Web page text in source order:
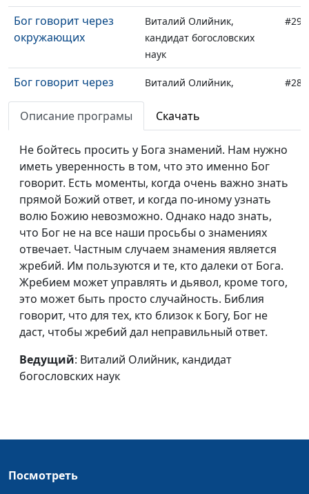
Бог говорит через
окружающих
Виталий Олийник,
кандидат богословских
наук
#29
Бог говорит через
Библию
Виталий Олийник,
наук
#28
Бог говорит, кто
Виталий Олийник,
кандидат богословских
Бог говорит и
сегодня
Виталий Олийник,
кандидат богословских
наук
Не введи нас во
искушение
Виталий Олийник,
кандидат богословских
наук
И прости нам долги
Виталий Олийник,
наук
Описание програмы Скачать
Не бойтесь просить у Бога знамений. Нам нужно
иметь уверенность в том, что это именно Бог
говорит. Есть моменты, когда очень важно знать
прямой Божий ответ, и когда по-иному узнать
волю Божию невозможно. Однако надо знать,
что Бог не на все наши просьбы о знамениях
отвечает. Частным случаем знамения является
жребий. Им пользуются и те, кто далеки от Бога.
Жребием может управлять и дьявол, кроме того,
это может быть просто случайность. Библия
говорит, что для тех, кто близок к Богу, Бог не
даст, чтобы жребий дал неправильный ответ.
Ведущий: Виталий Олийник, кандидат
богословских наук
Посмотреть